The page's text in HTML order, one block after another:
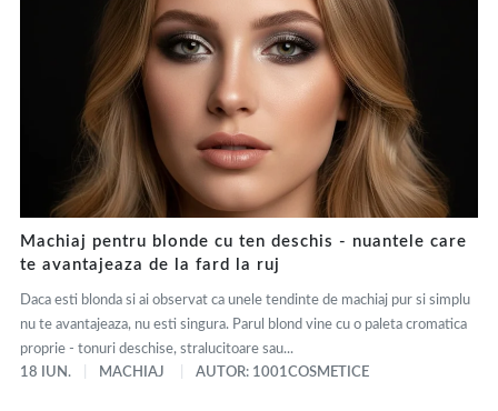
Machiaj pentru blonde cu ten deschis - nuantele care
te avantajeaza de la fard la ruj
Daca esti blonda si ai observat ca unele tendinte de machiaj pur si simplu
nu te avantajeaza, nu esti singura. Parul blond vine cu o paleta cromatica
proprie - tonuri deschise, stralucitoare sau...
18 IUN.
MACHIAJ AUTOR: 1001COSMETICE